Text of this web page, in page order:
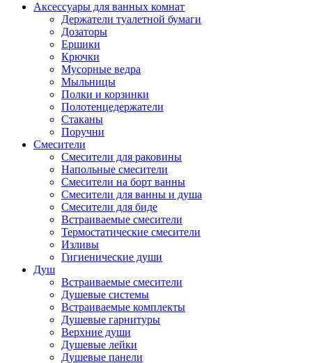
Аксессуары для ванных комнат
Держатели туалетной бумаги
Дозаторы
Ершики
Крючки
Мусорные ведра
Мыльницы
Полки и корзинки
Полотенцедержатели
Стаканы
Поручни
Смесители
Смесители для раковины
Напольные смесители
Смесители на борт ванны
Смесители для ванны и душа
Смесители для биде
Встраиваемые смесители
Термостатические смесители
Изливы
Гигиенические души
Душ
Встраиваемые смесители
Душевые системы
Встраиваемые комплекты
Душевые гарнитуры
Верхние души
Душевые лейки
Душевые панели